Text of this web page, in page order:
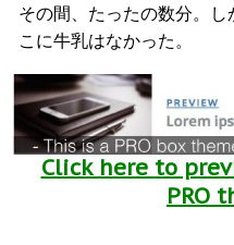
その間、たったの数分。
こに牛乳はなかった。
Click here to
PRO